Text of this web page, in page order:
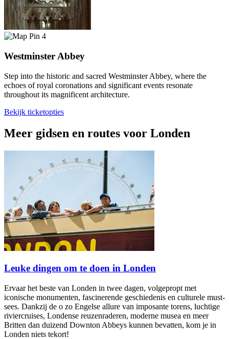
4
Westminster Abbey
Step into the historic and sacred Westminster Abbey, where the
echoes of royal coronations and significant events resonate
throughout its magnificent architecture.
Bekijk ticketopties
Meer gidsen en routes voor Londen
Leuke dingen om te doen in Londen
Ervaar het beste van Londen in twee dagen, volgepropt met
iconische monumenten, fascinerende geschiedenis en culturele must-
sees. Dankzij de o zo Engelse allure van imposante torens, luchtige
riviercruises, Londense reuzenraderen, moderne musea en meer
Britten dan duizend Downton Abbeys kunnen bevatten, kom je in
Londen niets tekort!